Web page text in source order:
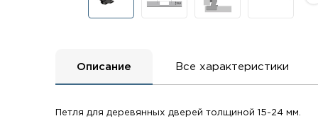
Описание Все характеристики
Петля для деревянных дверей толщиной 15-24 мм.